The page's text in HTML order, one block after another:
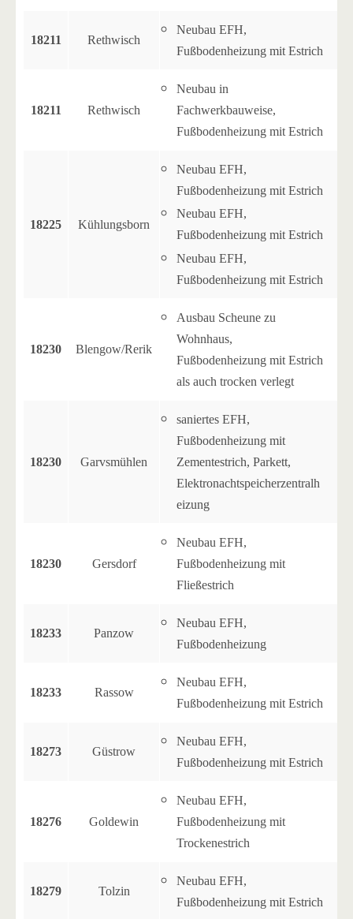
18211 Rethwisch
Neubau EFH,
Fußbodenheizung mit Estrich
18211 Rethwisch
Neubau in
Fachwerkbauweise,
Fußbodenheizung mit Estrich
18225 Kühlungsborn
Neubau EFH,
Fußbodenheizung mit Estrich
Neubau EFH,
Fußbodenheizung mit Estrich
Neubau EFH,
Fußbodenheizung mit Estrich
18230 Blengow/Rerik
Ausbau Scheune zu
Wohnhaus,
Fußbodenheizung mit Estrich
als auch trocken verlegt
18230 Garvsmühlen
saniertes EFH,
Fußbodenheizung mit
Zementestrich, Parkett,
Elektronachtspeicherzentralh
eizung
18230 Gersdorf
Neubau EFH,
Fußbodenheizung mit
Fließestrich
18233 Panzow
Neubau EFH,
Fußbodenheizung
18233 Rassow
Neubau EFH,
Fußbodenheizung mit Estrich
18273 Güstrow
Neubau EFH,
Fußbodenheizung mit Estrich
18276 Goldewin
Neubau EFH,
Fußbodenheizung mit
Trockenestrich
18279 Tolzin
Neubau EFH,
Fußbodenheizung mit Estrich